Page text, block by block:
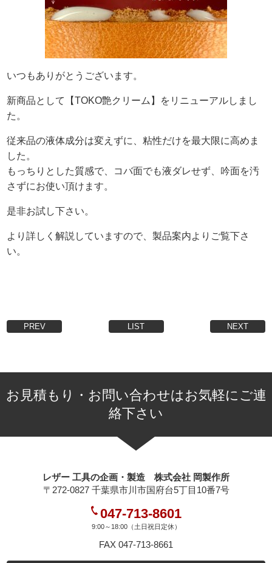
いつもありがとうございます。
新商品として【TOKO艶クリーム】をリニューアルしまし
た。
従来品の液体成分は変えずに、粘性だけを最大限に高めま
した。
もっちりとした質感で、コバ面でも液ダレせず、吟面を汚
さずにお使い頂けます。
是非お試し下さい。
より詳しく解説していますので、製品案内よりご覧下さ
い。
PREV LIST NEXT
お見積もり・お問い合わせはお気軽にご連
絡下さい
レザー 工具の企画・製造 株式会社 岡製作所
〒272-0827 千葉県市川市国府台5丁目10番7号
047-713-8601
9:00～18:00（土日祝日定休）
FAX 047-713-8661